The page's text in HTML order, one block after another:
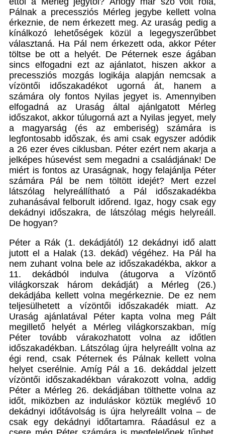
Pálnak a precessziós Mérleg jegybe kellett volna
érkeznie, de nem érkezett meg. Az uraság pedig a
kínálkozó lehetőségek közül a legegyszerűbbet
választaná. Ha Pál nem érkezett oda, akkor Péter
töltse be ott a helyét. De Péternek esze ágában
sincs elfogadni ezt az ajánlatot, hiszen akkor a
precessziós mozgás logikája alapján nemcsak a
vízöntői időszakadékot ugorná át, hanem a
számára oly fontos Nyilas jegyet is. Amennyiben
elfogadná az Uraság által ajánlgatott Mérleg
időszakot, akkor túlugorná azt a Nyilas jegyet, mely
a magyarság (és az emberiség) számára is
legfontosabb időszak, és ami csak egyszer adódik
a 26 ezer éves ciklusban. Péter ezért nem akarja a
jelképes húsevést sem megadni a családjának! De
miért is fontos az Uraságnak, hogy felajánlja Péter
számára Pál be nem töltött idejét? Mert ezzel
látszólag helyreállítható a Pál időszakadékba
zuhanásával felborult időrend. Igaz, hogy csak egy
dekádnyi időszakra, de látszólag mégis helyreáll.
De hogyan?
Péter a Rák (1. dekádjától) 12 dekádnyi idő alatt
jutott el a Halak (13. dekád) végéhez. Ha Pál ha
nem zuhant volna bele az időszakadékba, akkor a
11. dekádból indulva (átugorva a Vízöntő
világkorszak három dekádját) a Mérleg (26.)
dekádjába kellett volna megérkeznie. De ez nem
teljesülhetett a vízöntői időszakadék miatt. Az
Uraság ajánlatával Péter kapta volna meg Pált
megillető helyét a Mérleg világkorszakban, míg
Péter tovább várakozhatott volna az időtlen
időszakadékban. Látszólag újra helyreállt volna az
égi rend, csak Péternek és Pálnak kellett volna
helyet cserélnie. Amíg Pál a 16. dekáddal jelzett
vízöntői időszakadékban várakozott volna, addig
Péter a Mérleg 26. dekádjában tölthette volna az
időt, miközben az induláskor köztük meglévő 10
dekádnyi időtávolság is újra helyreállt volna – de
csak egy dekádnyi időtartamra. Ráadásul ez a